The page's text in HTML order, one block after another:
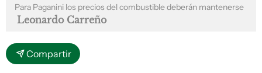
Para Paganini los precios del combustible deberán mantenerse
Leonardo Carreño
Compartir